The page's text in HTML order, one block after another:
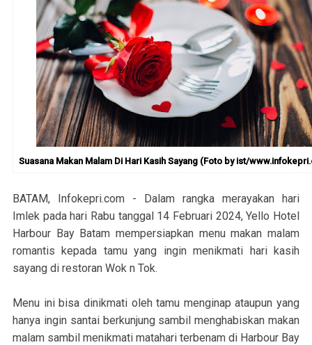
Suasana Makan Malam Di Hari Kasih Sayang (Foto by ist/
BATAM, Infokepri.com - Dalam rangka merayakan hari
Imlek pada hari Rabu tanggal 14 Februari 2024, Yello Hotel
Harbour Bay Batam mempersiapkan menu makan malam
romantis kepada tamu yang ingin menikmati hari kasih
sayang di restoran Wok n Tok.
Menu ini bisa dinikmati oleh tamu menginap ataupun yang
hanya ingin santai berkunjung sambil menghabiskan makan
malam sambil menikmati matahari terbenam di Harbour Bay